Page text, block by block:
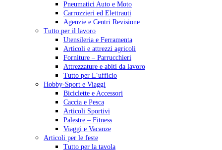
Pneumatici Auto e Moto
Carrozzieri ed Elettrauti
Agenzie e Centri Revisione
Tutto per il lavoro
Utensileria e Ferramenta
Articoli e attrezzi agricoli
Forniture – Parrucchieri
Attrezzature e abiti da lavoro
Tutto per L’ufficio
Hobby-Sport e Viaggi
Biciclette e Accessori
Caccia e Pesca
Articoli Sportivi
Palestre – Fitness
Viaggi e Vacanze
Articoli per le feste
Tutto per la tavola